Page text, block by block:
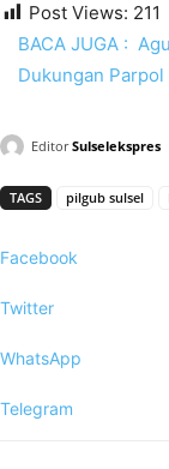
Post Views: 211
BACA JUGA :
Dukungan Parpol
Editor Sulselekspres
TAGS pilgub sulsel
Facebook
Twitter
WhatsApp
Telegram